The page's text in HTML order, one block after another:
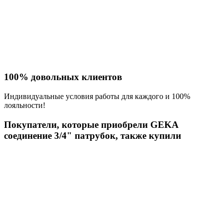
100% довольных клиентов
Индивидуальные условия работы для каждого и 100%
лояльности!
Покупатели, которые приобрели GEKA
соединение 3/4" патрубок, также купили